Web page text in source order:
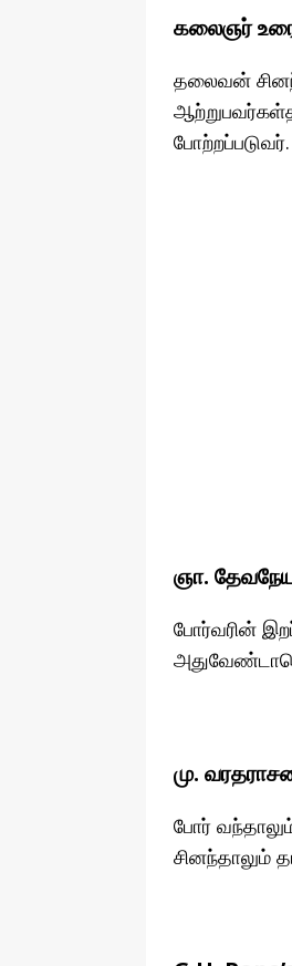
கலைஞர்
தலைவன்
போற்றப்படுவர்.
ஞா.
போர்வரின்
மு.
போர்
சினந்தாலும்